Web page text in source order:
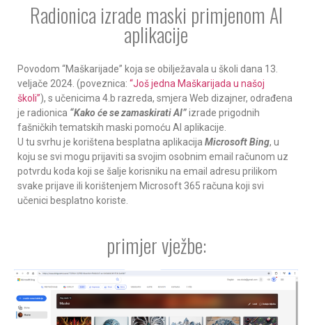
Radionica izrade maski primjenom AI
aplikacije
Povodom “Maškarijade” koja se obilježavala u školi dana 13.
veljače 2024. (poveznica: “Još jedna Maškarijada u našoj
školi”), s učenicima 4.b razreda, smjera Web dizajner, odrađena
je radionica “Kako će se zamaskirati AI”izrade prigodnih
fašničkih tematskih maski pomoću AI aplikacije.
U tu svrhu je korištena besplatna aplikacija Microsoft Bing, u
koju se svi mogu prijaviti sa svojim osobnim email računom uz
potvrdu koda koji se šalje korisniku na email adresu prilikom
svake prijave ili korištenjem Microsoft 365 računa koji svi
učenici besplatno koriste.
primjer vježbe: